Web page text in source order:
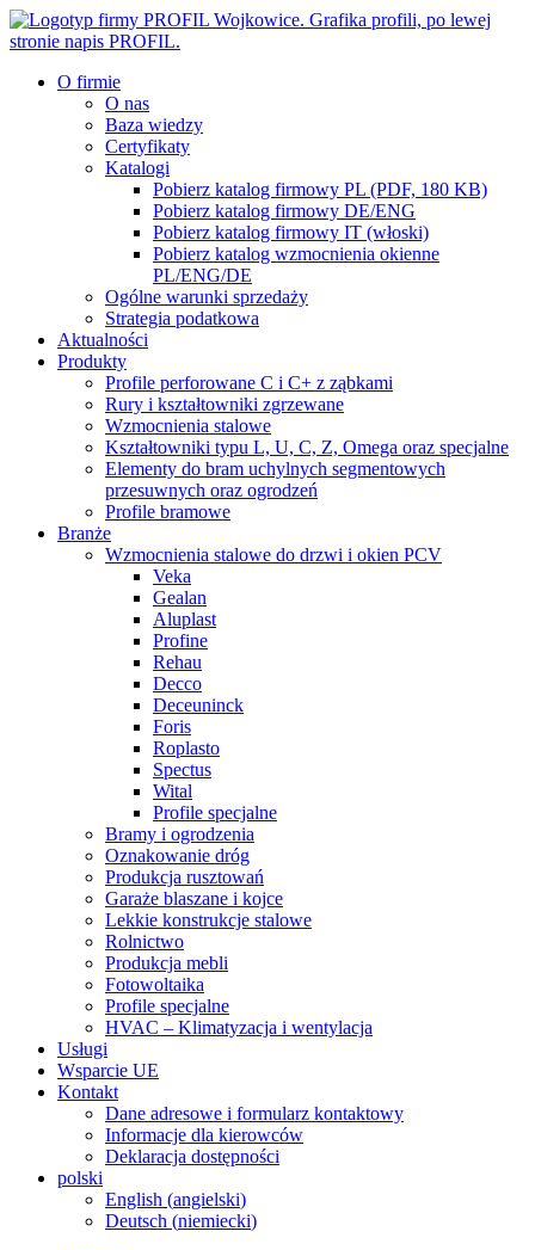
O firmie
O nas
Baza wiedzy
Certyfikaty
Katalogi
Pobierz katalog firmowy PL (PDF, 180 KB)
Pobierz katalog firmowy DE/ENG
Pobierz katalog firmowy IT (włoski)
Pobierz katalog wzmocnienia okienne
PL/ENG/DE
Ogólne warunki sprzedaży
Strategia podatkowa
Aktualności
Produkty
Profile perforowane C i C+ z ząbkami
Rury i kształtowniki zgrzewane
Wzmocnienia stalowe
Kształtowniki typu L, U, C, Z, Omega oraz specjalne
Elementy do bram uchylnych segmentowych
przesuwnych oraz ogrodzeń
Profile bramowe
Branże
Wzmocnienia stalowe do drzwi i okien PCV
Veka
Gealan
Aluplast
Profine
Rehau
Decco
Deceuninck
Foris
Roplasto
Spectus
Wital
Profile specjalne
Bramy i ogrodzenia
Oznakowanie dróg
Produkcja rusztowań
Garaże blaszane i kojce
Lekkie konstrukcje stalowe
Rolnictwo
Produkcja mebli
Fotowoltaika
Profile specjalne
HVAC – Klimatyzacja i wentylacja
Usługi
Wsparcie UE
Kontakt
Dane adresowe i formularz kontaktowy
Informacje dla kierowców
Deklaracja dostępności
polski
English (angielski)
Deutsch (niemiecki)